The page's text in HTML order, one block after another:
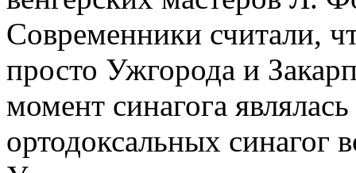
Современники считали,
просто Ужгорода и
момент синагога
ортодоксальных синагог